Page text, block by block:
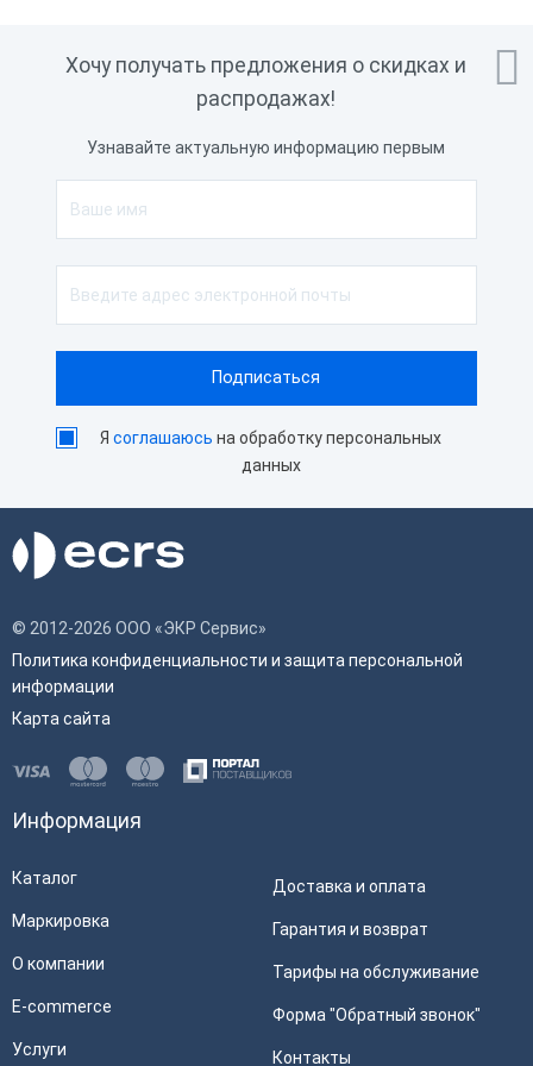

Хочу получать предложения о скидках и
распродажах!
Узнавайте актуальную информацию первым
Ясоглашаюсь на обработку персональных
данных
© 2012-2026 ООО «ЭКР Сервис»
Политика конфиденциальности и защита персональной
информации
Карта сайта
Информация
Каталог
Маркировка
О компании
E-commerce
Услуги
Доставка и оплата
Гарантия и возврат
Тарифы на обслуживание
Форма "Обратный звонок"
Контакты